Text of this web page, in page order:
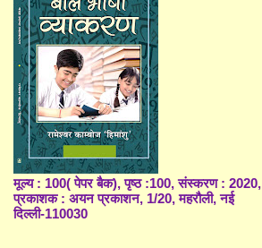
मूल्य : 100( पेपर बैक), पृष्ठ :100, संस्करण : 2020,
प्रकाशक : अयन प्रकाशन, 1/20, महरौली, नई
दिल्ली-110030